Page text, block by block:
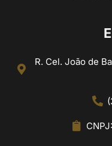
R. Cel. João de